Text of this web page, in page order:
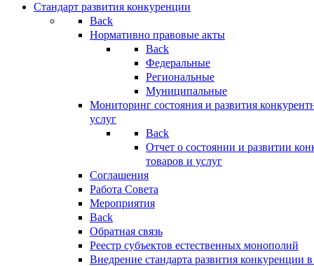
Стандарт развития конкуренции
Back
Нормативно правовые акты
Back
Федеральные
Региональные
Муниципальные
Мониторинг состояния и развития
услуг
Back
Отчет о состоянии и развитии
товаров и услуг
Соглашения
Работа Совета
Мероприятия
Back
Обратная связь
Реестр субъектов естественных монополий
Внедрение стандарта развития конкуренции